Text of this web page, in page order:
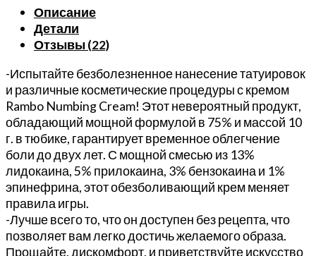
Rambo
для
удаления
татуировок
лазером,
мелких
операций,
перманентного
макияжа,
микроблейдинга,
бровей,
губ
13%
лидокаин
5%
Описание
Детали
Отзывы (22)
-Испытайте безболезненное нанесение татуировок
и различные косметические процедуры с кремом
Rambo Numbing Cream! Этот невероятный продукт,
обладающий мощной формулой в 75% и массой 10
г. в тюбике, гарантирует временное облегчение
боли до двух лет. С мощной смесью из 13%
лидокаина, 5% прилокаина, 3% бензокаина и 1%
эпинефрина, этот обезболивающий крем меняет
правила игры.
-Лучше всего то, что он доступен без рецепта, что
позволяет вам легко достичь желаемого образа.
Прощайте, дискомфорт, и приветствуйте искусство